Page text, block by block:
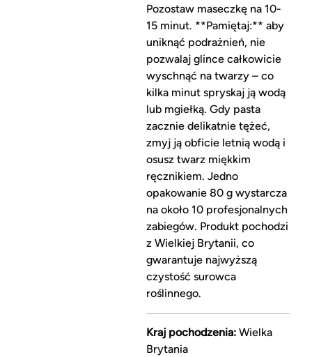
Pozostaw maseczkę na 10-
15 minut. **Pamiętaj:** aby
uniknąć podrażnień, nie
pozwalaj glince całkowicie
wyschnąć na twarzy – co
kilka minut spryskaj ją wodą
lub mgiełką. Gdy pasta
zacznie delikatnie tężeć,
zmyj ją obficie letnią wodą i
osusz twarz miękkim
ręcznikiem. Jedno
opakowanie 80 g wystarcza
na około 10 profesjonalnych
zabiegów. Produkt pochodzi
z Wielkiej Brytanii, co
gwarantuje najwyższą
czystość surowca
roślinnego.
Kraj pochodzenia:Wielka
Brytania